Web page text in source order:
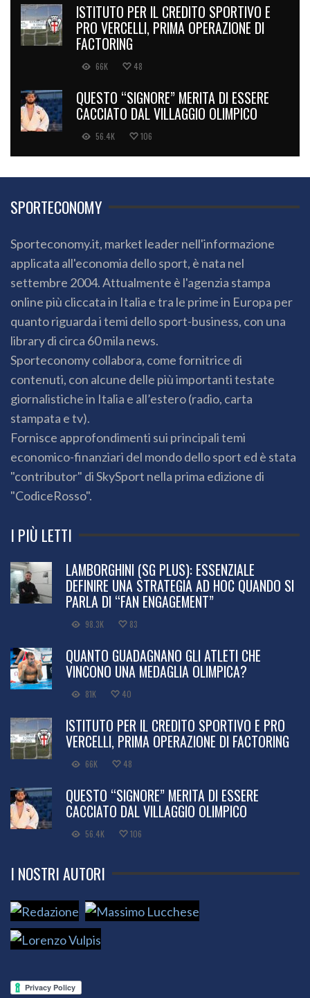
ISTITUTO PER IL CREDITO SPORTIVO E
PRO VERCELLI, PRIMA OPERAZIONE DI
FACTORING
66K 48
QUESTO “SIGNORE” MERITA DI ESSERE
CACCIATO DAL VILLAGGIO OLIMPICO
56.4K 106
SPORTECONOMY
Sporteconomy.it, market leader nell'informazione
applicata all'economia dello sport, è nata nel
settembre 2004. Attualmente è l'agenzia stampa
online più cliccata in Italia e tra le prime in Europa per
quanto riguarda i temi dello sport-business, con una
library di circa 60 mila news.
Sporteconomy collabora, come fornitrice di
contenuti, con alcune delle più importanti testate
giornalistiche in Italia e all’estero (radio, carta
stampata e tv).
Fornisce approfondimenti sui principali temi
economico-finanziari del mondo dello sport ed è stata
"contributor" di SkySport nella prima edizione di
"CodiceRosso".
I PIÙ LETTI
LAMBORGHINI (SG PLUS): ESSENZIALE
DEFINIRE UNA STRATEGIA AD HOC QUANDO SI
PARLA DI “FAN ENGAGEMENT”
98.3K 83
QUANTO GUADAGNANO GLI ATLETI CHE
VINCONO UNA MEDAGLIA OLIMPICA?
81K 40
ISTITUTO PER IL CREDITO SPORTIVO E PRO
VERCELLI, PRIMA OPERAZIONE DI FACTORING
66K 48
QUESTO “SIGNORE” MERITA DI ESSERE
CACCIATO DAL VILLAGGIO OLIMPICO
56.4K 106
I NOSTRI AUTORI